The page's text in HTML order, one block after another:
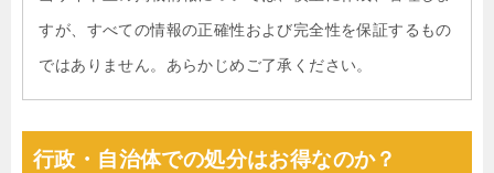
すが、すべての情報の正確性および完全性を保証するもの
ではありません。あらかじめご了承ください。
行政・自治体での処分はお得なのか？